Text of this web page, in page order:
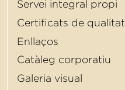
Servei integral propi
Certiﬁcats de qualitat
Enllaços
Catàleg corporatiu
Galeria visual